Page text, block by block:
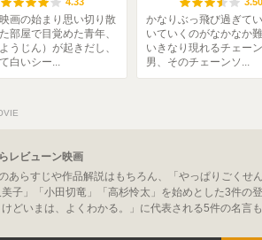
画の始まり思い切り散
部屋で目覚めた青年、
うじん）が起きだし、
白いシー...
かなりぶっ飛び過ぎて
いていくのがなかなか難
いきなり現れるチェー
男、そのチェーンソ...
レビューン映画
あらすじや作品解説はもちろん、「やっぱりごく
子」「小田切竜」「高杉怜太」を始めとした3件
どいまは、よくわかる。」に代表される5件の名言も